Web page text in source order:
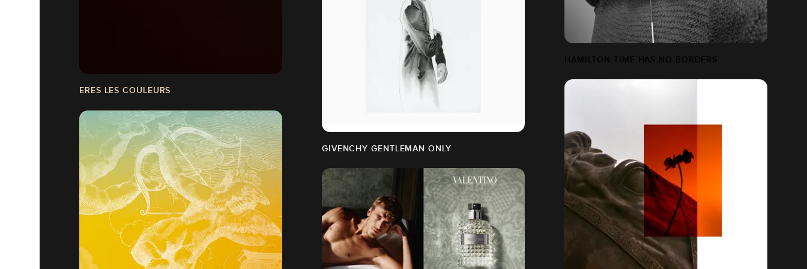
ERES LES COULEURS
HAMILTON TIME HAS NO BORDERS
GIVENCHY GENTLEMAN ONLY